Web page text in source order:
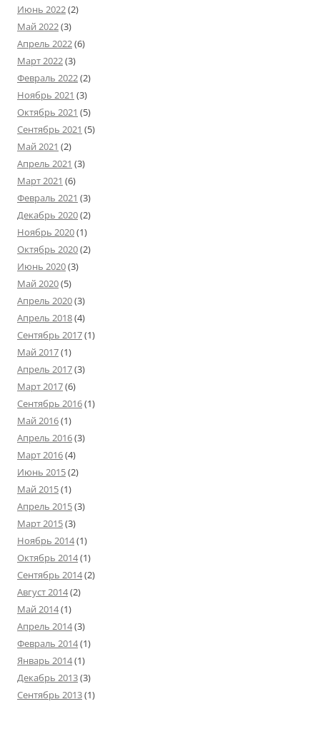
Июнь 2022(2)
Май 2022(3)
Апрель 2022(6)
Март 2022(3)
Февраль 2022(2)
Ноябрь 2021 (3)
Октябрь 2021 (5)
Сентябрь 2021 (5)
Май 2021 (2)
Апрель 2021 (3)
Март 2021 (6)
Февраль 2021 (3)
Декабрь 2020(2)
Ноябрь 2020(1)
Октябрь 2020(2)
Июнь 2020(3)
Май 2020(5)
Апрель 2020(3)
Апрель 2018(4)
Сентябрь 2017(1)
Май 2017(1)
Апрель 2017(3)
Март 2017(6)
Сентябрь 2016(1)
Май 2016(1)
Апрель 2016(3)
Март 2016(4)
Июнь 2015(2)
Май 2015(1)
Апрель 2015(3)
Март 2015(3)
Ноябрь 2014(1)
Октябрь 2014(1)
Сентябрь 2014(2)
Август 2014(2)
Май 2014(1)
Апрель 2014(3)
Февраль 2014(1)
Январь 2014(1)
Декабрь 2013(3)
Сентябрь 2013(1)